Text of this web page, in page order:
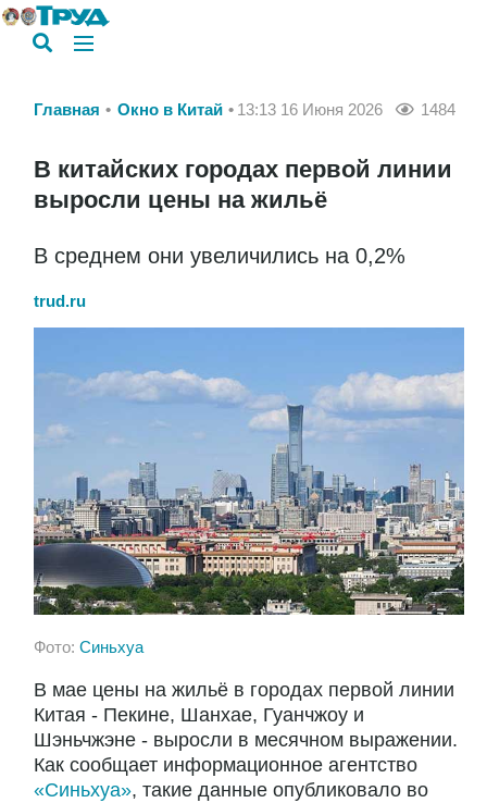
Главная Окно в Китай 13:13 16 Июня 2026 1484
В китайских городах первой линии
выросли цены на жильё
В среднем они увеличились на 0,2%
trud.ru
Фото: Синьхуа
В мае цены на жильё в городах первой линии
Китая - Пекине, Шанхае, Гуанчжоу и
Шэньчжэне - выросли в месячном выражении.
Как сообщает информационное агентство
«Синьхуа», такие данные опубликовало во